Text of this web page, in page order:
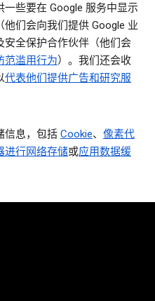
些要在 Google 服务中显示
们会向我们提供 Google 业
全保护合作伙伴（他们会
范滥用行为）。我们还会收
代表他们提供广告和研究服
信息，包括 Cookie、 像素代
进行网络存储或应用数据缓